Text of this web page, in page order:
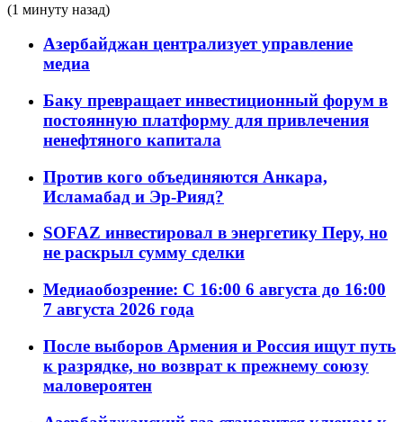
(1 минуту назад)
Азербайджан централизует управление
медиа
Баку превращает инвестиционный форум в
постоянную платформу для привлечения
ненефтяного капитала
Против кого объединяются Анкара,
Исламабад и Эр-Рияд?
SOFAZ инвестировал в энергетику Перу, но
не раскрыл сумму сделки
Медиаобозрение: С 16:00 6 августа до 16:00
7 августа 2026 года
После выборов Армения и Россия ищут путь
к разрядке, но возврат к прежнему союзу
маловероятен